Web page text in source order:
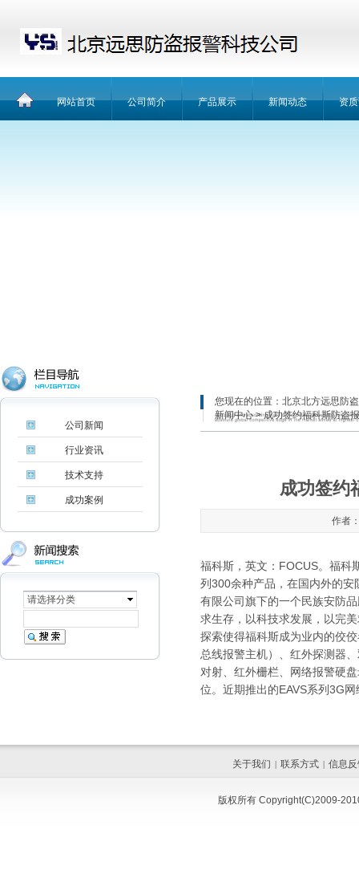
网站首页 公司简介 产品展示 新闻动态 资
公司新闻
行业资讯
技术支持
成功案例
请选择分类
您现在的位置： 北京北方远思防
新闻中心> 成功签约福科斯防盗
成功签约
作者
福科斯，英文：FOCUS。福科
列300余种产品，在国内外的
有限公司旗下的一个民族安防
求生存，以科技求发展，以完
探索使得福科斯成为业内的佼
总线报警主机）、红外探测器、
对射、红外栅栏、网络报警硬
位。近期推出的EAVS系列3G
关于我们 | 联系方式 | 信息
版权所有 Copyright(C)2009-